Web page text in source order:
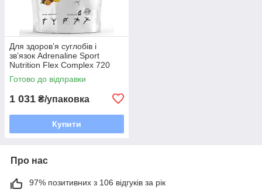
Для здоров’я суглобів і
зв’язок Adrenaline Sport
Nutrition Flex Complex 720
грам Смак: манго-маракуя
Готово до відправки
1 031 ₴/упаковка
Купити
Про нас
97% позитивних з 106 відгуків за рік